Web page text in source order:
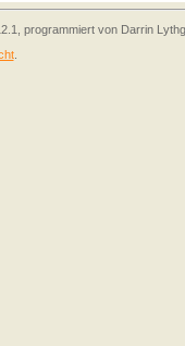
programmiert von Darrin
.